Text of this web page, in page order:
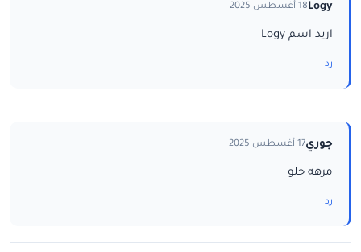
Logy18 أغسطس 2025
اريد اسم Logy
رد
جوري17 أغسطس 2025
مرهه حلو
رد